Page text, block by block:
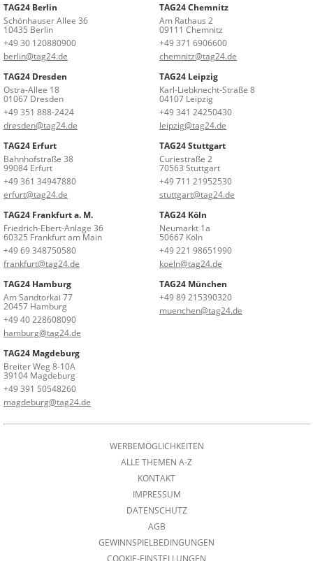
TAG24 Berlin
Schönhauser Allee 36
10435 Berlin
+49 30 120880900
berlin@tag24.de
TAG24 Chemnitz
Am Rathaus 2
09111 Chemnitz
+49 371 6906600
chemnitz@tag24.de
TAG24 Dresden
Ostra-Allee 18
01067 Dresden
+49 351 888-2424
dresden@tag24.de
TAG24 Leipzig
Karl-Liebknecht-Straße 8
04107 Leipzig
+49 341 24250430
leipzig@tag24.de
TAG24 Erfurt
Bahnhofstraße 38
99084 Erfurt
+49 361 34947880
erfurt@tag24.de
TAG24 Stuttgart
Curiestraße 2
70563 Stuttgart
+49 711 21952530
stuttgart@tag24.de
TAG24 Frankfurt a. M.
Friedrich-Ebert-Anlage 36
60325 Frankfurt am Main
+49 69 348750580
frankfurt@tag24.de
TAG24 Köln
Neumarkt 1a
50667 Köln
+49 221 98651990
koeln@tag24.de
TAG24 Hamburg
Am Sandtorkai 77
20457 Hamburg
+49 40 228608090
hamburg@tag24.de
TAG24 München
+49 89 215390320
muenchen@tag24.de
TAG24 Magdeburg
Breiter Weg 8-10A
39104 Magdeburg
+49 391 50548260
magdeburg@tag24.de
WERBEMÖGLICHKEITEN
ALLE THEMEN A-Z
KONTAKT
IMPRESSUM
DATENSCHUTZ
AGB
GEWINNSPIELBEDINGUNGEN
COOKIE-EINSTELLUNGEN